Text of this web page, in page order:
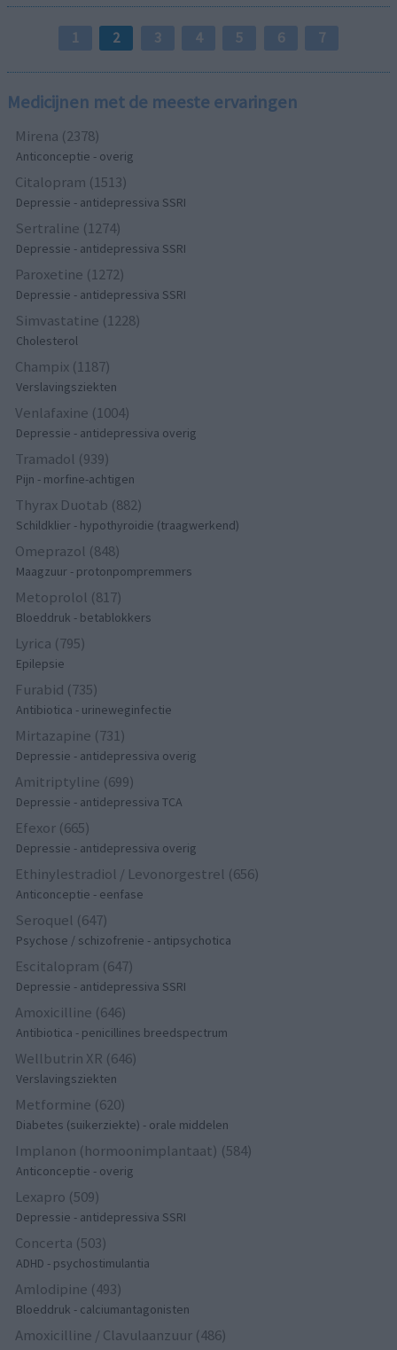
1 2 3 4 5 6 7
Medicijnen met de meeste ervaringen
Mirena (2378)
Anticonceptie - overig
Citalopram (1513)
Depressie - antidepressiva SSRI
Sertraline (1274)
Depressie - antidepressiva SSRI
Paroxetine (1272)
Depressie - antidepressiva SSRI
Simvastatine (1228)
Cholesterol
Champix (1187)
Verslavingsziekten
Venlafaxine (1004)
Depressie - antidepressiva overig
Tramadol (939)
Pijn - morfine-achtigen
Thyrax Duotab (882)
Schildklier - hypothyroidie (traagwerkend)
Omeprazol (848)
Maagzuur - protonpompremmers
Metoprolol (817)
Bloeddruk - betablokkers
Lyrica (795)
Epilepsie
Furabid (735)
Antibiotica - urineweginfectie
Mirtazapine (731)
Depressie - antidepressiva overig
Amitriptyline (699)
Depressie - antidepressiva TCA
Efexor (665)
Depressie - antidepressiva overig
Ethinylestradiol / Levonorgestrel (656)
Anticonceptie - eenfase
Seroquel (647)
Psychose / schizofrenie - antipsychotica
Escitalopram (647)
Depressie - antidepressiva SSRI
Amoxicilline (646)
Antibiotica - penicillines breedspectrum
Wellbutrin XR (646)
Verslavingsziekten
Metformine (620)
Diabetes (suikerziekte) - orale middelen
Implanon (hormoonimplantaat) (584)
Anticonceptie - overig
Lexapro (509)
Depressie - antidepressiva SSRI
Concerta (503)
ADHD - psychostimulantia
Amlodipine (493)
Bloeddruk - calciumantagonisten
Amoxicilline / Clavulaanzuur (486)